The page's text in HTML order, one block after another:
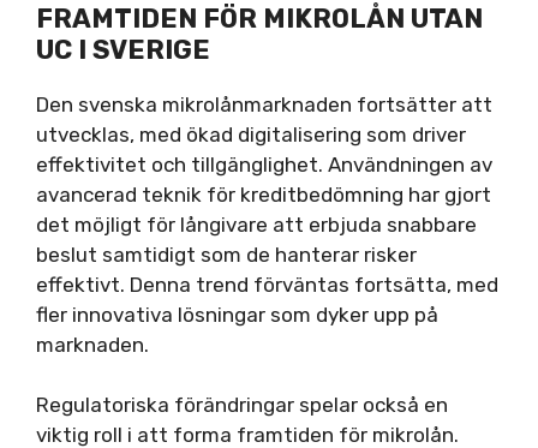
FRAMTIDEN FÖR MIKROLÅN UTAN
UC I SVERIGE
Den svenska mikrolånmarknaden fortsätter att
utvecklas, med ökad digitalisering som driver
effektivitet och tillgänglighet. Användningen av
avancerad teknik för kreditbedömning har gjort
det möjligt för långivare att erbjuda snabbare
beslut samtidigt som de hanterar risker
effektivt. Denna trend förväntas fortsätta, med
fler innovativa lösningar som dyker upp på
marknaden.
Regulatoriska förändringar spelar också en
viktig roll i att forma framtiden för mikrolån.